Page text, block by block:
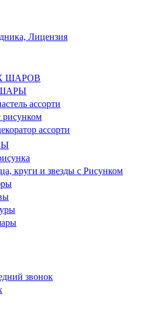
Лицензия
ШАРОВ
ассорти
ассорти
круги и звезды с Рисунком
звонок